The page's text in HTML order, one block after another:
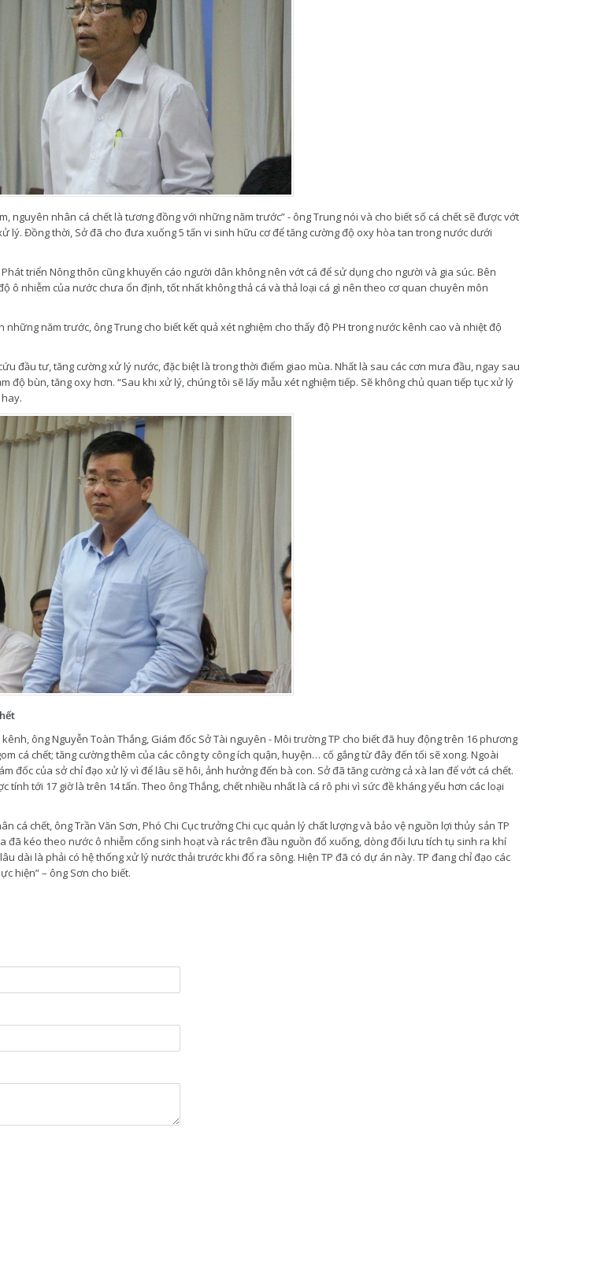
nguyên nhân cá chết là tương đồng với những năm trước” - ông Trung nói và cho biết số cá chết sẽ được vớt
lý. Đồng thời, Sở đã cho đưa xuống 5 tấn vi sinh hữu cơ để tăng cường độ oxy hòa tan trong nước dưới
triển Nông thôn cũng khuyến cáo người dân không nên vớt cá để sử dụng cho người và gia súc. Bên
ô nhiễm của nước chưa ổn định, tốt nhất không thả cá và thả loại cá gì nên theo cơ quan chuyên môn
những năm trước, ông Trung cho biết kết quả xét nghiệm cho thấy độ PH trong nước kênh cao và nhiệt độ
đầu tư, tăng cường xử lý nước, đặc biệt là trong thời điểm giao mùa. Nhất là sau các cơn mưa đầu, ngay sau
độ bùn, tăng oxy hơn. “Sau khi xử lý, chúng tôi sẽ lấy mẫu xét nghiệm tiếp. Sẽ không chủ quan tiếp tục xử lý
ông Nguyễn Toàn Thắng, Giám đốc Sở Tài nguyên - Môi trường TP cho biết đã huy động trên 16 phương
cá chết; tăng cường thêm của các công ty công ích quận, huyện… cố gắng từ đây đến tối sẽ xong. Ngoài
đốc của sở chỉ đạo xử lý vì để lâu sẽ hôi, ảnh hưởng đến bà con. Sở đã tăng cường cả xà lan để vớt cá chết.
tính tới 17 giờ là trên 14 tấn. Theo ông Thắng, chết nhiều nhất là cá rô phi vì sức đề kháng yếu hơn các loại
cá chết, ông Trần Văn Sơn, Phó Chi Cục trưởng Chi cục quản lý chất lượng và bảo vệ nguồn lợi thủy sản TP
đã kéo theo nước ô nhiễm cống sinh hoạt và rác trên đầu nguồn đổ xuống, dòng đối lưu tích tụ sinh ra khí
dài là phải có hệ thống xử lý nước thải trước khi đổ ra sông. Hiện TP đã có dự án này. TP đang chỉ đạo các
hiện” – ông Sơn cho biết.